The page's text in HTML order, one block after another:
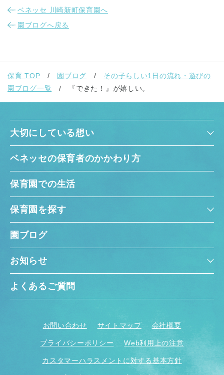
ベネッセ 川崎新町保育園へ
園ブログへ戻る
保育 TOP 園ブログ
その子らしい1日の流れ・遊びの
園ブログ一覧
『できた！』が嬉しい。
大切にしている想い
ベネッセの保育者のかかわり方
保育園での生活
保育園を探す
園ブログ
お知らせ
よくあるご質問
お問い合わせ サイトマップ 会社概要
プライバシーポリシー Web利用上の注意
カスタマーハラスメントに対する基本方針